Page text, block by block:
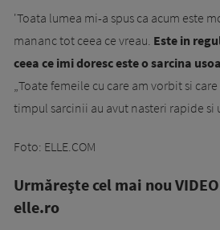
'Toata lumea mi-a spus ca acum este
mananc tot ceea ce vreau. Este in
ceea ce imi doresc este o sarcina
„Toate femeile cu care am vorbit si
timpul sarcinii au avut nasteri rapide si
Foto: ELLE.COM
Urmăreşte cel mai nou
elle.ro